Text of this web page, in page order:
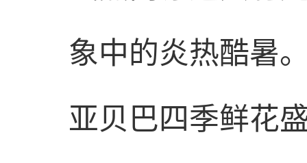
象中的炎热酷暑
亚贝巴四季鲜花